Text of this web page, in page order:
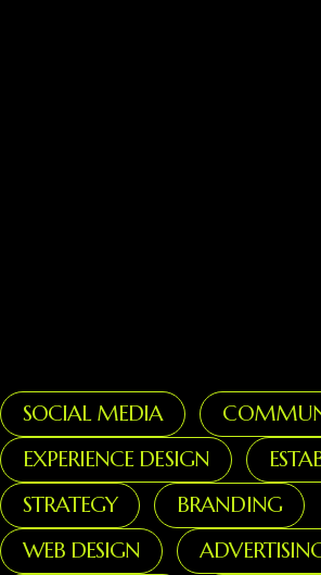
SOCIAL MEDIA
EXPERIENCE DESIGN
STRATEGY
BRANDING
WEB DESIGN